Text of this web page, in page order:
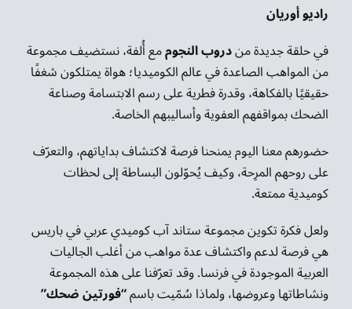
راديو أوريان
في حلقة جديدة مندروب النجوممع أُلفة، نستضيف مجموعة
من المواهب الصاعدة في عالم الكوميديا؛ هواة يمتلكون شغفًا
حقيقيًا بالفكاهة، وقدرة فطرية على رسم الابتسامة وصناعة
الضحك بمواقفهم العفوية وأساليبهم الخاصة.
حضورهم معنا اليوم يمنحنا فرصة لاكتشاف بداياتهم، والتعرّف
على روحهم المرِحة، وكيف يُحوّلون البساطة إلى لحظات
كوميدية ممتعة.
ولعل فكرة تكوين مجموعة ستاند آب كوميدي عربي في باريس
هي فرصة لدعم واكتشاف عدة مواهب من أغلب الجاليات
العربية الموجودة في فرنسا. وقد تعرّفنا على هذه المجموعة
ونشاطاتها وعروضها، ولماذا سُمّيت باسم“فورتين ضحك”